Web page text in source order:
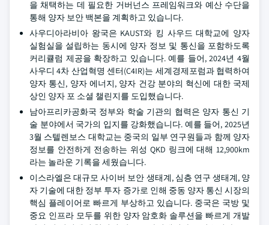
을 채택하는 데 필요한 거버넌스 프레임워크와 예산 수단을
통해 양자 보안 백본을 계획하고 있습니다.
사우디아라비아 왕국은 KAUST와 킹 사우드 대학교에 양자
실험실을 설립하는 동시에 양자 정보 및 통신을 포함하도록
커리큘럼 제공을 확장하고 있습니다. 예를 들어, 2024년 4월
사우디 4차 산업혁명 센터(C4IR)는 세계경제포럼과 협력하여
양자 통신, 양자 에너지, 양자 건강 분야의 혁신에 대한 국제
상인 양자 포 소셜 챌린지를 도입했습니다.
남아프리카공화국 정부와 학술 기관의 협력은 양자 통신 기
술 분야에서 국가의 입지를 강화했습니다. 예를 들어, 2025년
3월 스텔렌보스 대학교는 중국의 일부 연구원들과 함께 양자
정보를 안전하게 전송하는 위성 QKD 링크에 대해 12,900km
라는 놀라운 기록을 세웠습니다.
이스라엘은 대규모 사이버 보안 생태계, 심층 연구 생태계, 양
자 기술에 대한 정부 투자 증가로 인해 중동 양자 통신 시장의
핵심 플레이어로 빠르게 부상하고 있습니다. 중국은 국방 및
중요 인프라 모두를 위한 양자 암호화 솔루션을 빠르게 개발